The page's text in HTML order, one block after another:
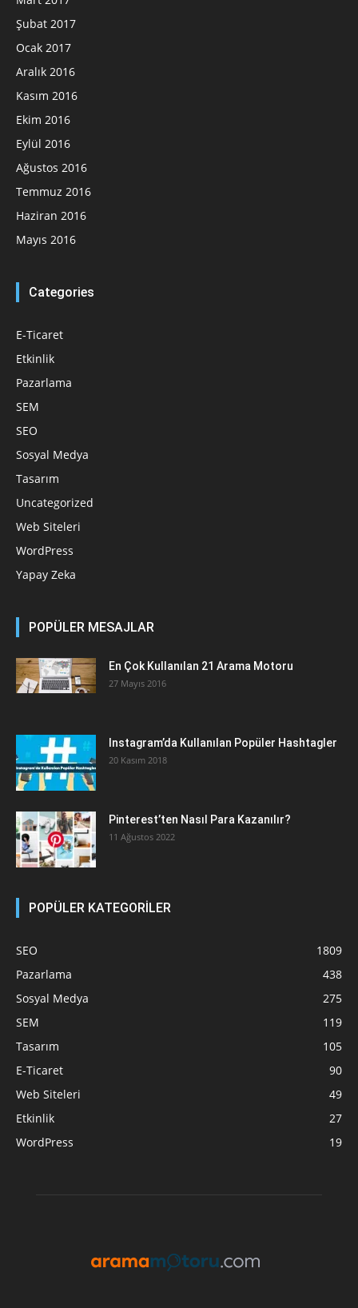
Şubat 2017
Ocak 2017
Aralık 2016
Kasım 2016
Ekim 2016
Eylül 2016
Ağustos 2016
Temmuz 2016
Haziran 2016
Mayıs 2016
Categories
E-Ticaret
Etkinlik
Pazarlama
SEM
SEO
Sosyal Medya
Tasarım
Uncategorized
Web Siteleri
WordPress
Yapay Zeka
POPÜLER MESAJLAR
En Çok Kullanılan 21 Arama Motoru
27 Mayıs 2016
Instagram’da Kullanılan Popüler Hashtagler
20 Kasım 2018
Pinterest’ten Nasıl Para Kazanılır?
11 Ağustos 2022
POPÜLER KATEGORİLER
SEO
1809
Pazarlama
438
Sosyal Medya
275
SEM
119
Tasarım
105
E-Ticaret
90
Web Siteleri
49
Etkinlik
27
WordPress
19